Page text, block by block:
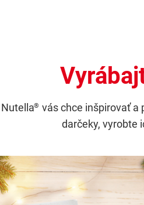
Nutella® vás chce inšpirovať a
darčeky, vyrobte